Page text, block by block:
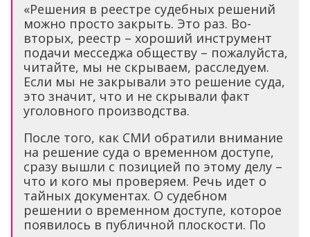
«Решения в реестре судебных решений
можно просто закрыть. Это раз. Во-
вторых, реестр – хороший инструмент
подачи месседжа обществу – пожалуйста,
читайте, мы не скрываем, расследуем.
Если мы не закрывали это решение суда,
это значит, что и не скрывали факт
уголовного производства.
После того, как СМИ обратили внимание
на решение суда о временном доступе,
сразу вышли с позицией по этому делу –
что и кого мы проверяем. Речь идет о
тайных документах. О судебном
решении о временном доступе, которое
появилось в публичной плоскости. По